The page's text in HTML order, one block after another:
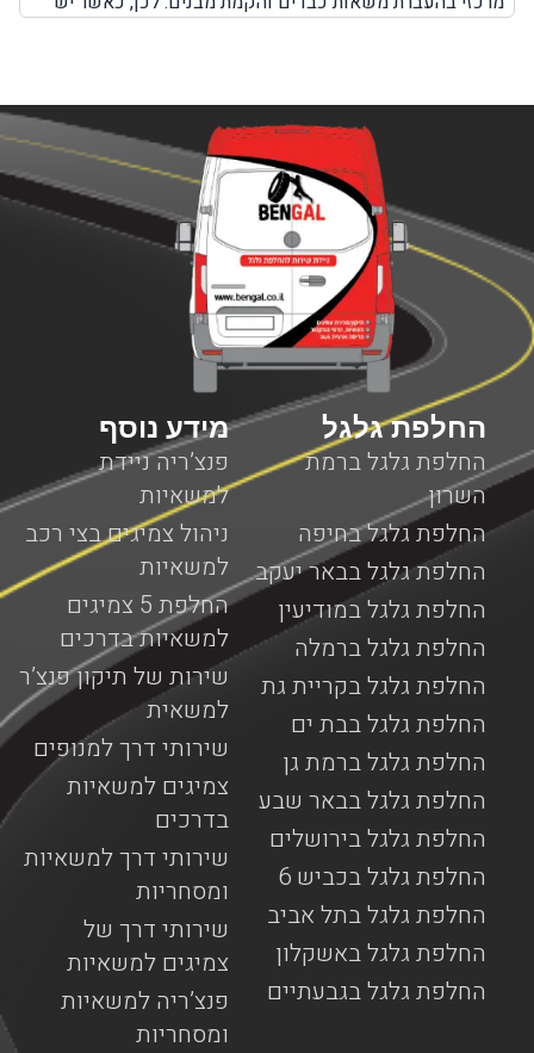
במנופים עלולות להתרחש בכל זמן, בשעות שבהן ניתן להגיע
למקום שבו אפשר לקבל שירותי תיקון למנופים או באמצע
הדרך בשעות שבהן אין שירותי דרך למנופים. לכן, חשוב
לדעת שחברת BenGal מציעה שירותי דרך למנופים בכל מקום
שבו אתם תקועים עם המנוף. לא משנה אם מדובר על צפון
הארץ, מרכזה, דרום או ירושלים, יצירת קשר עם חברת בן גל
יאפשר לכם לקבל את השירות המבוקש לכם כמה שיותר מהר,
עד המקום שבו אתם נמצאים עם המנוף כאשר כל השירותים
מוצעים על ידי צוות מקצועי ומנוסה המומחה בשירותי דרך
המותאמים למנופים.
מידע נוסף
פנצ’ריה ניידת
למשאיות
ניהול צמיגים בצי רכב
למשאיות
החלפת 5 צמיגים
למשאיות בדרכים
שירות של תיקון פנצ’ר
למשאית
שירותי דרך למנופים
צמיגים למשאיות
בדרכים
שירותי דרך למשאיות
ומסחריות
שירותי דרך של
צמיגים למשאיות
פנצ’ריה למשאיות
ומסחריות
החלפת גלגל
החלפת גלגל ברמת
השרון
החלפת גלגל בחיפה
החלפת גלגל בבאר יעקב
החלפת גלגל במודיעין
החלפת גלגל ברמלה
החלפת גלגל בקריית גת
החלפת גלגל בבת ים
החלפת גלגל ברמת גן
החלפת גלגל בבאר שבע
החלפת גלגל בירושלים
החלפת גלגל בכביש 6
החלפת גלגל בתל אביב
החלפת גלגל באשקלון
החלפת גלגל בגבעתיים